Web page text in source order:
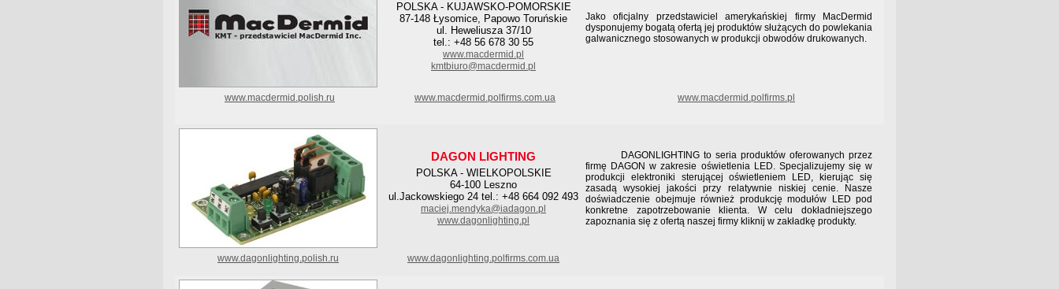
POLSKA - KUJAWSKO-POMORSKIE
87-148 Łysomice, Papowo Toruńskie
ul. Heweliusza 37/10
tel.: +48 56 678 30 55
www.macdermid.pl
kmtbiuro@macdermid.pl
Jako oficjalny przedstawiciel amerykańskiej firmy MacDermid
dysponujemy bogatą ofertą jej produktów służących do powlekania
galwanicznego stosowanych w produkcji obwodów drukowanych.
www.macdermid.polish.ru www.macdermid.polfirms.com.ua www.macdermid.polfirms.pl
DAGON LIGHTING
POLSKA - WIELKOPOLSKIE
64-100 Leszno
ul.Jackowskiego 24 tel.: +48 664 092 493
maciej.mendyka@iadagon.pl
www.dagonlighting.pl
DAGONLIGHTING to seria produktów oferowanych przez
firmę DAGON w zakresie oświetlenia LED. Specjalizujemy się w
produkcji elektroniki sterującej oświetleniem LED, kierując się
zasadą wysokiej jakości przy relatywnie niskiej cenie. Nasze
doświadczenie obejmuje również produkcję modułów LED pod
konkretne zapotrzebowanie klienta. W celu dokładniejszego
zapoznania się z ofertą naszej firmy kliknij w zakładkę produkty.
www.dagonlighting.polish.ru www.dagonlighting.polfirms.com.ua